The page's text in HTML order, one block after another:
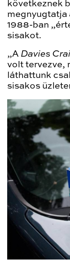
következnek
megnyugtatja
1988-ban
sisakot.
„A Davies
volt tervezve,
láthattunk
sisakos